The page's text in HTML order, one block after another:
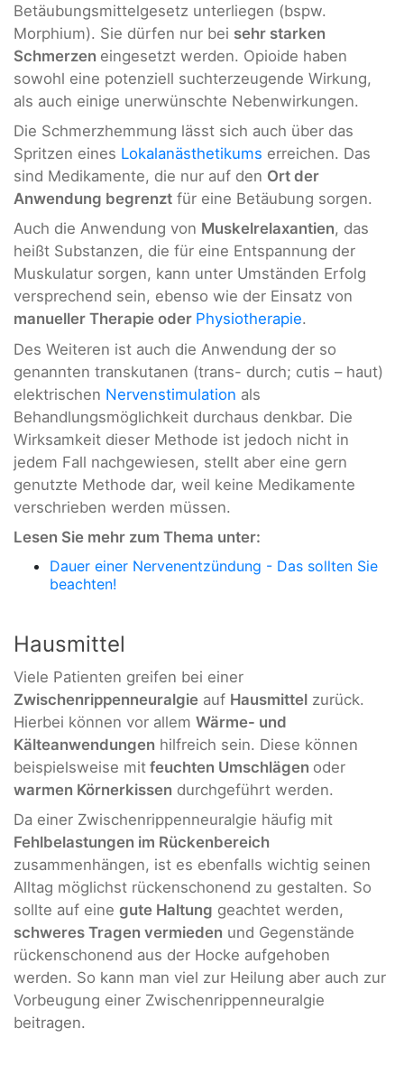
Betäubungsmittelgesetz unterliegen (bspw.
Morphium). Sie dürfen nur bei sehr starken
Schmerzen eingesetzt werden. Opioide haben
sowohl eine potenziell suchterzeugende Wirkung,
als auch einige unerwünschte Nebenwirkungen.
Die Schmerzhemmung lässt sich auch über das
Spritzen eines Lokalanästhetikums erreichen. Das
sind Medikamente, die nur auf den Ort der
Anwendung begrenzt für eine Betäubung sorgen.
Auch die Anwendung von Muskelrelaxantien, das
heißt Substanzen, die für eine Entspannung der
Muskulatur sorgen, kann unter Umständen Erfolg
versprechend sein, ebenso wie der Einsatz von
manueller Therapie oder Physiotherapie.
Des Weiteren ist auch die Anwendung der so
genannten transkutanen (trans- durch; cutis – haut)
elektrischen Nervenstimulation als
Behandlungsmöglichkeit durchaus denkbar. Die
Wirksamkeit dieser Methode ist jedoch nicht in
jedem Fall nachgewiesen, stellt aber eine gern
genutzte Methode dar, weil keine Medikamente
verschrieben werden müssen.
Lesen Sie mehr zum Thema unter:
Dauer einer Nervenentzündung - Das sollten Sie
beachten!
Hausmittel
Viele Patienten greifen bei einer
Zwischenrippenneuralgie auf Hausmittel zurück.
Hierbei können vor allem Wärme- und
Kälteanwendungen hilfreich sein. Diese können
beispielsweise mit feuchten Umschlägen oder
warmen Körnerkissen durchgeführt werden.
Da einer Zwischenrippenneuralgie häufig mit
Fehlbelastungen im Rückenbereich
zusammenhängen, ist es ebenfalls wichtig seinen
Alltag möglichst rückenschonend zu gestalten. So
sollte auf eine gute Haltung geachtet werden,
schweres Tragen vermieden und Gegenstände
rückenschonend aus der Hocke aufgehoben
werden. So kann man viel zur Heilung aber auch zur
Vorbeugung einer Zwischenrippenneuralgie
beitragen.